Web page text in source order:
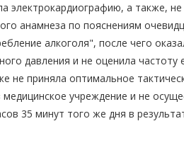
электрокардиографию, а также, не
анамнеза по пояснениям
алкоголя", после чего
давления и не оценила частоту
не приняла оптимальное
учреждение и не
35 минут того же дня в